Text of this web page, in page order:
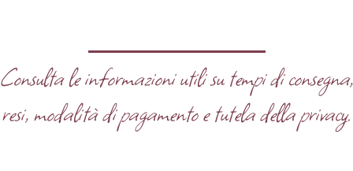
Consulta le informazioni utili su tempi di consegna,
resi, modalità di pagamento e tutela della privacy.